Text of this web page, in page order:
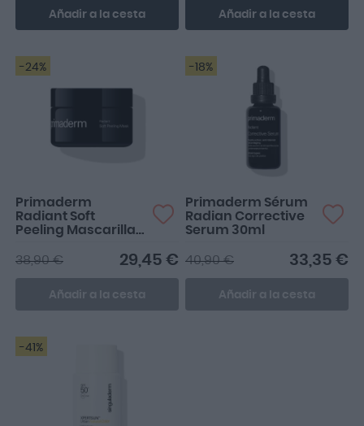
Añadir a la cesta Añadir a la cesta
-24%
Primaderm
Radiant Soft
Peeling Mascarilla
29,45 €
38,90 €
Añadir a la cesta
-18%
Primaderm Sérum
Radian Corrective
Serum 30ml
33,35 €
40,90 €
Añadir a la cesta
-41%
Me encanta su textura y el
color que queda.